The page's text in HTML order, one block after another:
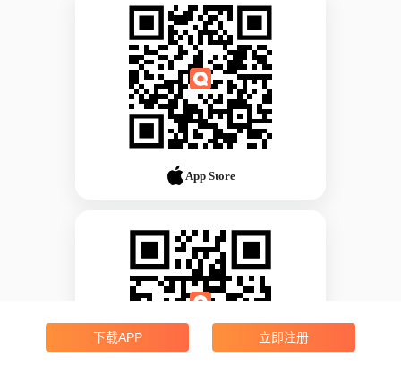
App Store
下载APP 立即注册